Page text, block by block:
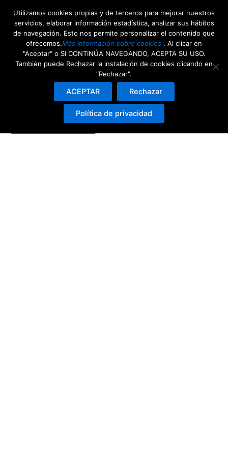
contenido
Cart
Tu carrito está vacío.
Volver a la tienda
Utilizamos cookies propias y de terceros para mejorar nuestros
servicios, elaborar información estadística, analizar sus hábitos
de navegación. Esto nos permite personalizar el contenido que
ofrecemos.Más información sobre cookies . Al clicar en
"Aceptar" o SI CONTINÚA NAVEGANDO, ACEPTA SU USO.
También puede Rechazar la instalación de cookies clicando en
“Rechazar".
ACEPTAR Rechazar
Política de privacidad